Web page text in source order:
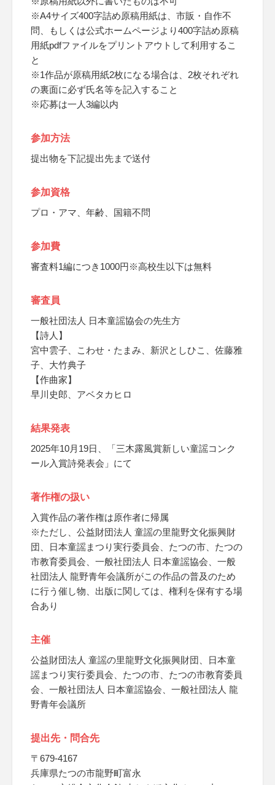
※A4サイズ400字詰め原稿用紙は、市販・自作不
問、もしくは公式ホームページより400字詰め原稿
用紙pdfファイルをプリントアウトして利用するこ
と
※1作品が原稿用紙2枚になる場合は、2枚それぞれ
の裏面に必ず氏名等を記入すること
※応募は一人3編以内
参加方法
提出物を下記提出先まで送付
参加資格
プロ・アマ、年齢、国籍不問
参加費
審査料1編につき1000円※高校生以下は無料
審査員
一般社団法人 日本童謡協会の先生方
【詩人】
宮中雲子、こわせ・たまみ、新沢としひこ、佐藤雅
子、大竹典子
【作曲家】
早川史郎、アベタカヒロ
結果発表
2025年10月19日、「三木露風賞新しい童謡コンク
ール入賞詩発表会」にて
著作権の扱い
入賞作品の著作権は原作者に帰属
※ただし、公益財団法人 童謡の里龍野文化振興財
団、日本童謡まつり実行委員会、たつの市、たつの
市教育委員会、一般社団法人 日本童謡協会、一般
社団法人 龍野青年会議所がこの作品の普及のため
に行う催し物、出版に関しては、権利を保有する場
合あり
主催
公益財団法人 童謡の里龍野文化振興財団、日本童
謡まつり実行委員会、たつの市、たつの市教育委員
会、一般社団法人 日本童謡協会、一般社団法人 龍
野青年会議所
提出先・問合先
〒679-4167
兵庫県たつの市龍野町富永